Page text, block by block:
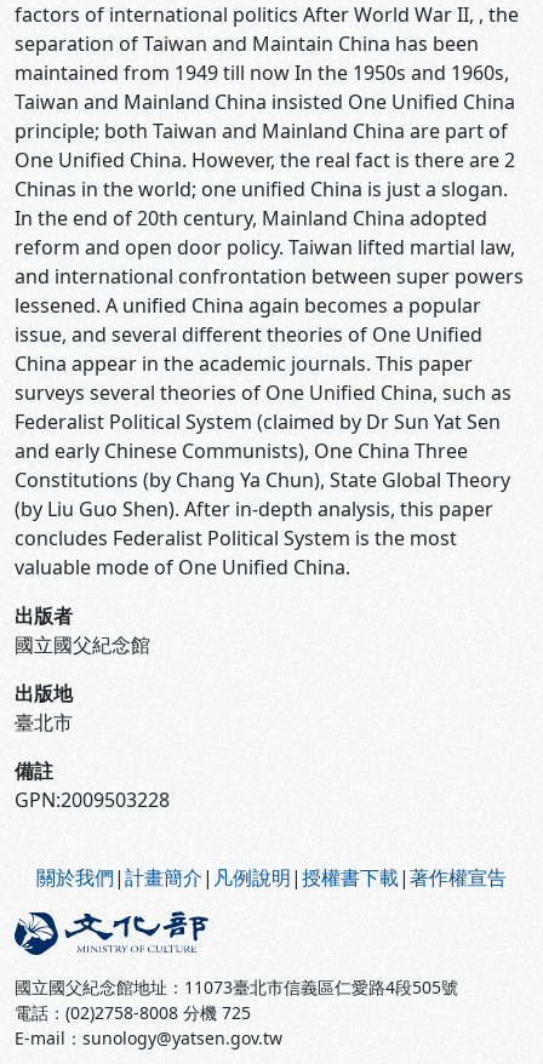
factors of international politics After World War II, , the
separation of Taiwan and Maintain China has been
maintained from 1949 till now In the 1950s and 1960s,
Taiwan and Mainland China insisted One Unified China
principle; both Taiwan and Mainland China are part of
One Unified China. However, the real fact is there are 2
Chinas in the world; one unified China is just a slogan.
In the end of 20th century, Mainland China adopted
reform and open door policy. Taiwan lifted martial law,
and international confrontation between super powers
lessened. A unified China again becomes a popular
issue, and several different theories of One Unified
China appear in the academic journals. This paper
surveys several theories of One Unified China, such as
Federalist Political System (claimed by Dr Sun Yat Sen
and early Chinese Communists), One China Three
Constitutions (by Chang Ya Chun), State Global Theory
(by Liu Guo Shen). After in-depth analysis, this paper
concludes Federalist Political System is the most
valuable mode of One Unified China.
出版者
國立國父紀念館
出版地
臺北市
備註
GPN:2009503228
關於我們|計畫簡介| 凡例說明|授權書下載|著作權宣告
國立國父紀念館地址：11073臺北市信義區仁愛路4段505號
電話：(02)2758-8008 分機 725
E-mail：sunology@yatsen.gov.tw